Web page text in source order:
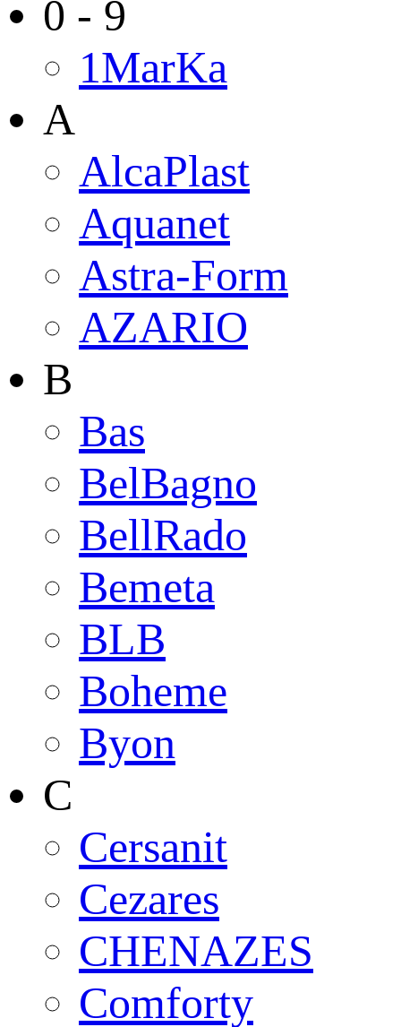
0 - 9
1MarKa
A
AlcaPlast
Aquanet
Astra-Form
AZARIO
B
Bas
BelBagno
BellRado
Bemeta
BLB
Boheme
Byon
C
Cersanit
Cezares
CHENAZES
Comforty